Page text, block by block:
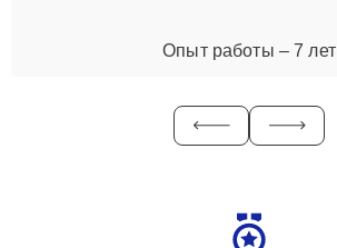
Опыт работы – 7 лет